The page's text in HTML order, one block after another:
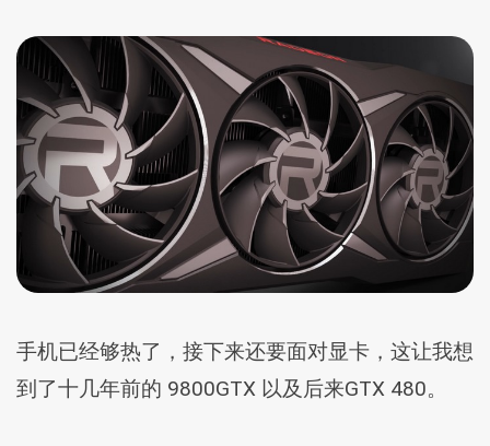
手机已经够热了，接下来还要面对显卡，这让我想
到了十几年前的 9800GTX 以及后来GTX 480。